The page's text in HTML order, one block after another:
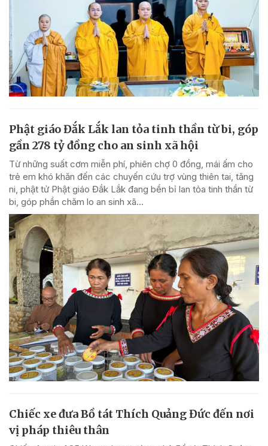
Phật giáo Đắk Lắk lan tỏa tinh thần từ bi, góp
gần 278 tỷ đồng cho an sinh xã hội
Từ những suất cơm miễn phí, phiên chợ 0 đồng, mái ấm cho
trẻ em khó khăn đến các chuyến cứu trợ vùng thiên tai, tăng
ni, phật tử Phật giáo Đắk Lắk đang bền bỉ lan tỏa tinh thần từ
bi, góp phần chăm lo an sinh xã...
Chiếc xe đưa Bồ tát Thích Quảng Đức đến nơi
vị pháp thiêu thân